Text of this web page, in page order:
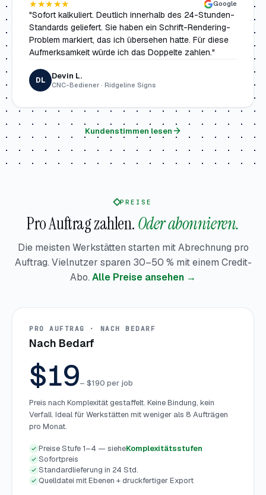
★★★★★ Google
"Sofort kalkuliert. Deutlich innerhalb des 24-Stunden-
Standards geliefert. Sie haben ein Schrift-Rendering-
Problem markiert, das ich übersehen hatte. Für diese
Aufmerksamkeit würde ich das Doppelte zahlen."
DL Devin L.
CNC-Bediener · Ridgeline Signs
Kundenstimmen lesen
PREISE
Pro Auftrag zahlen.Oder abonnieren.
Die meisten Werkstätten starten mit Abrechnung pro
Auftrag. Vielnutzer sparen 30–50 % mit einem Credit-
Abo. Alle Preise ansehen →
PRO AUFTRAG · NACH BEDARF
Nach Bedarf
$19– $190 per job
Preis nach Komplexität gestaffelt. Keine Bindung, kein
Verfall. Ideal für Werkstätten mit weniger als 8 Aufträgen
pro Monat.
Preise Stufe 1–4 — sieheKomplexitätsstufen
Sofortpreis
Standardlieferung in 24 Std.
Quelldatei mit Ebenen + druckfertiger Export